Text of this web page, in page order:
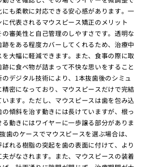
にも柔軟に対応できる安心感があります。一
代表されるマウスピース矯正のメリット
審美性と自己管理のしやすさです。透明な
をある程度カバーしてくれるため、治療中
大幅に軽減できます。また、食事の際に取
に食べ物が詰まって不快な思いをすること
デジタル技術により、1本抜歯後のシミュ
精密になっており、マウスピースだけで完結
ます。ただし、マウスピースは歯を包み込
傾斜を治す動きには長けていますが、根っ
動きにはワイヤーに一歩譲る部分がありま
歯のケースでマウスピースを選ぶ場合は、
れる樹脂の突起を歯の表面に付けて、より
がなされます。また、マウスピースの装着